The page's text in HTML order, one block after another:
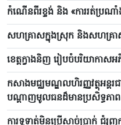
កំណើនពីរខ្ទង់ និង «ការរត់​ប្រណ
សហគ្រាសក្នុងស្រុក និងសហគ្រាស
ខេត្តក្វាងនិញ រៀបចំបរិយាកា
កសាងមជ្ឈមណ្ឌលហិរញ្ញវត្ថុអន្ត
បណ្តាញមូលធនដ៏មានប្រសិទ្ធភា
ការទូទាត់មិនប្រើសាច់ប្រាក់ ជំរុ